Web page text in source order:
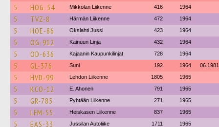
5 HOG-54 Mikkolan Liikenne 416 1964
5 TVZ-8 Härmän Liikenne 472 1964
5 HOE-86 Okslahti Jussi 423 1964
5 OG-912 Kainuun Linja 432 1964
5 OD-636 Kajaanin Kaupunkilinjat 728 1964
5 GL-376 Suni 192 1964 06.1981
5 HVD-99 Lehdon Liikenne 1805 1965
5 KCO-12 E. Ahonen 791 1965
5 GR-785 Pyhtään Liikenne 271 1965
5 LFM-55 Heiskasen Liikenne 837 1965
5 EAS-33 Jussilan Autoliike 1711 1965